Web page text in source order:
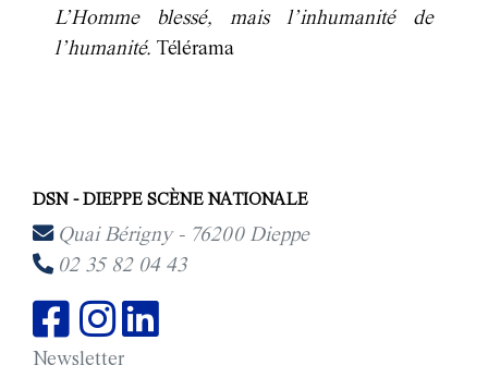
L’Homme blessé, mais l’inhumanité de
l’humanité. Télérama
DSN - DIEPPE SCÈNE NATIONALE
Quai Bérigny - 76200 Dieppe
02 35 82 04 43
Newsletter